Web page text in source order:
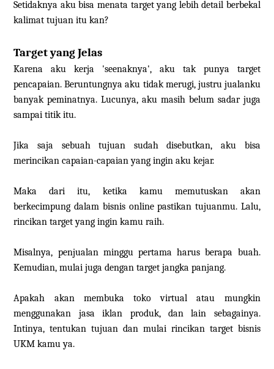
Setidaknya aku bisa menata target yang lebih detail berbekal
kalimat tujuan itu kan?
Target yang Jelas
Karena aku kerja 'seenaknya', aku tak punya target
pencapaian. Beruntungnya aku tidak merugi, justru jualanku
banyak peminatnya. Lucunya, aku masih belum sadar juga
sampai titik itu.
Jika saja sebuah tujuan sudah disebutkan, aku bisa
merincikan capaian-capaian yang ingin aku kejar.
Maka dari itu, ketika kamu memutuskan akan
berkecimpung dalam bisnis online pastikan tujuanmu. Lalu,
rincikan target yang ingin kamu raih.
Misalnya, penjualan minggu pertama harus berapa buah.
Kemudian, mulai juga dengan target jangka panjang.
Apakah akan membuka toko virtual atau mungkin
menggunakan jasa iklan produk, dan lain sebagainya.
Intinya, tentukan tujuan dan mulai rincikan target bisnis
UKM kamu ya.